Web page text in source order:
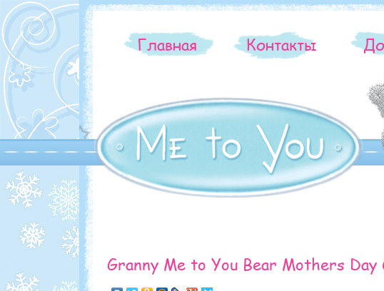
Главная Контакты
Granny Me to You Bear Mothers Day